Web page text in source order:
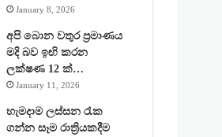
January 8, 2026
අපි බොන වතුර ප්‍රමාණය
මදි බව ඉඟි කරන
ලක්ෂණ 12 ක්…
January 11, 2026
හැමදාම ලස්සන රැක
ගන්න සෑම රාත්‍රියකදීම